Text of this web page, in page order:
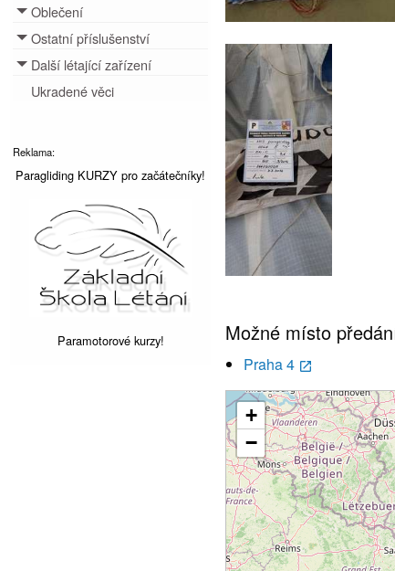
Oblečení
Toggle menu
Ostatní příslušenství
Toggle menu
Další létající zařízení
Toggle menu
Ukradené věci
Reklama:
Paragliding KURZY pro začátečníky!
Paramotorové kurzy! Možné místo
Praha 4 launch
+
−